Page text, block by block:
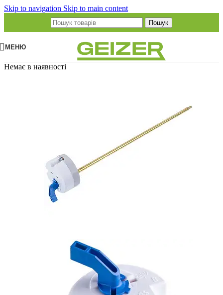
Skip to navigation Skip to main content
Пошук
МЕНЮ
Немає в наявності